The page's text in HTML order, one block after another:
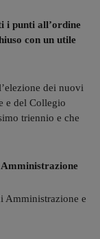
i punti all’ordine
con un utile
dei nuovi
e del Collegio
triennio e che
Amministrazione e